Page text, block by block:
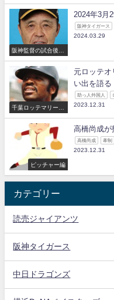
阪神監督の試合後の
2024年3月
阪神タイガース
2024.03.29
千葉ロッテマリーン
元ロッテオ
い出を語る
助っ人外国人
2023.12.31
ピッチャー編
高橋尚成が
高橋尚成 牽制
2023.12.31
カテゴリー
読売ジャイアンツ
阪神タイガース
中日ドラゴンズ